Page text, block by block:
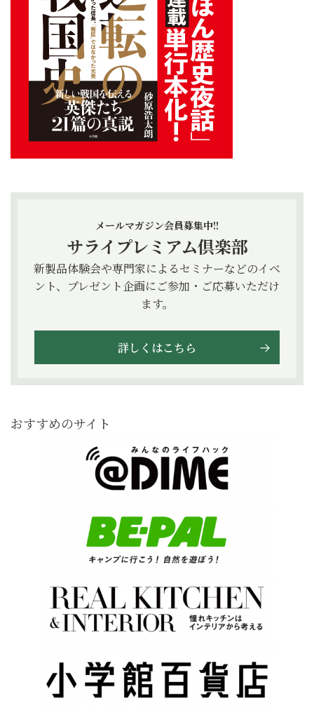
メールマガジン会員募集中!!
サライプレミアム倶楽部
新製品体験会や専門家によるセミナーなどのイベ
ント、プレゼント企画にご参加・ご応募いただけ
ます。
詳しくはこちら
おすすめのサイト